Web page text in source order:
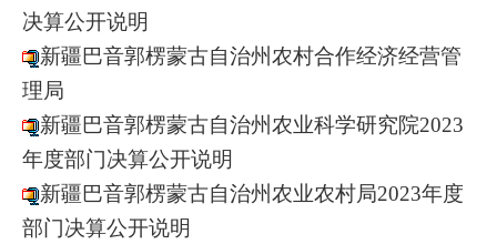
决算公开说明
新疆巴音郭楞蒙古自治州农村合作经济经营管
理局
新疆巴音郭楞蒙古自治州农业科学研究院2023
年度部门决算公开说明
新疆巴音郭楞蒙古自治州农业农村局2023年度
部门决算公开说明